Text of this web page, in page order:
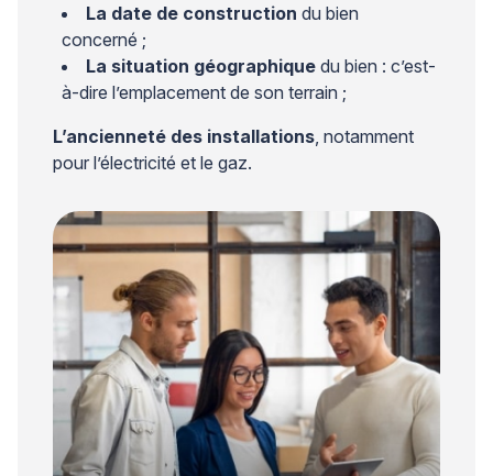
La date de construction du bien
concerné ;
La situation géographique du bien : c’est-
à-dire l’emplacement de son terrain ;
L’ancienneté des installations , notamment
pour l’électricité et le gaz.